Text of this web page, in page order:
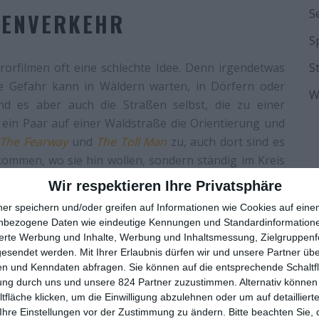
Wir respektieren Ihre Privatsphäre
speichern und/oder greifen auf Informationen wie Cookies auf
Daten wie eindeutige Kennungen und
Werbung und Inhalte, Werbung und Inhaltsmessung,
werden.
Mit Ihrer Erlaubnis dürfen wir und unsere Partner
und Kenndaten abfragen. Sie können auf die entsprechende
durch uns und unsere 824 Partner zuzustimmen. Alternativ
klicken, um die Einwilligung abzulehnen oder um auf
Einstellungen vor der Zustimmung zu ändern.
Bitte beachten Sie,
oft eine schlechte Idee. Denn irgendetwas
kann in Wäldern warten, in Dörfern oder
es aber auch die Straßen selbst, die zu einer
Paar auf einer Waldstraße die Orientierung und
The Fearwayund The Toll Man zu, auch dort sind es
wo sie hin wollen, sondern ständig im Kreis
ein weiterer Film bei uns heraus, der von einer
wird.
etwas in diese Richtung kommen wird. Schließlich
Genre beliebte Mittel, einen blutigen Prolog
sondern auch das Monster zeigt, wie es ein
dann die Überraschung, als es so weit ist und
Gefahr sie verfolgt. Der Film versucht auch